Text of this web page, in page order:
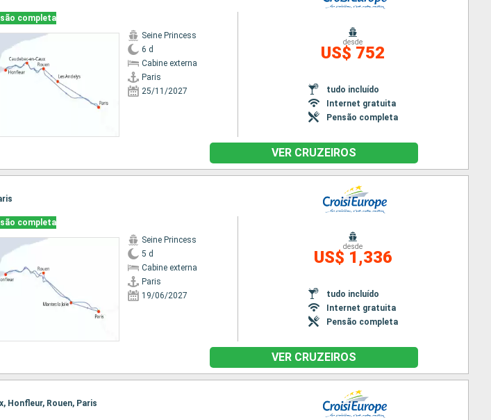
completa
Seine Princess
6 d
Cabine externa
Paris
25/11/2027
desde
US$ 752
tudo incluído
Internet gratuita
Pensão completa
VER CRUZEIROS
completa
Seine Princess
5 d
Cabine externa
Paris
19/06/2027
desde
US$ 1,336
tudo incluído
Internet gratuita
Pensão completa
VER CRUZEIROS
Honfleur, Rouen, Paris